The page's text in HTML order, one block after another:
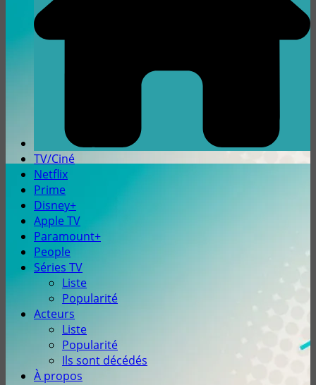
TV/Ciné
Netflix
Prime
Disney+
Apple TV
Paramount+
People
Séries TV
Liste
Popularité
Acteurs
Liste
Popularité
Ils sont décédés
À propos